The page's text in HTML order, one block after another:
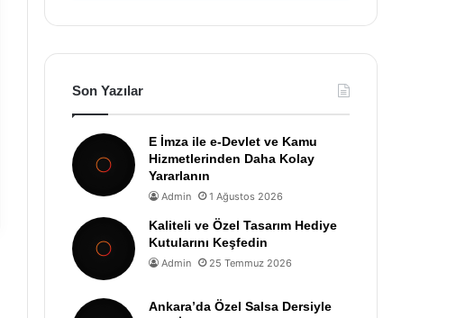
Son Yazılar
E İmza ile e-Devlet ve Kamu
Hizmetlerinden Daha Kolay
Yararlanın
Admin 1 Ağustos 2026
Kaliteli ve Özel Tasarım Hediye
Kutularını Keşfedin
Admin 25 Temmuz 2026
Ankara’da Özel Salsa Dersiyle